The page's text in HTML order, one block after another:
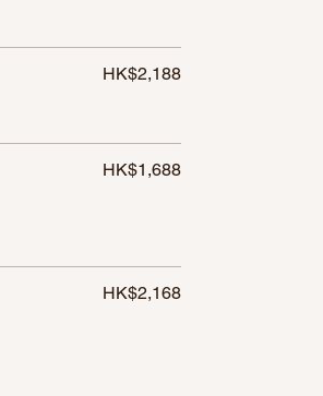
HK$2,188
HK$1,688
HK$2,168